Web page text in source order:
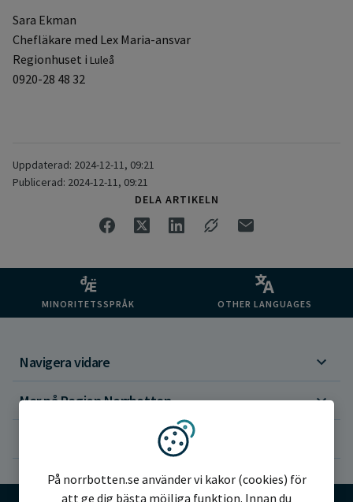
Sara Ekman
Chefläkare med Lex Maria-ansvar
Regionhuset i Luleå
0920-28 48 32
Uppdaterad: 2024-12-11, 09:21
Publicerad: 2024-12-11, 09:21
DELA ARTIKELN
MINORITETSSPRÅK OTHER LANGUAGES
Navigera vidare
Mer på Region Norrbotten
Vi använder kakor
På norrbotten.se använder vi kakor (cookies) för
att ge dig bästa möjliga funktion. Innan du